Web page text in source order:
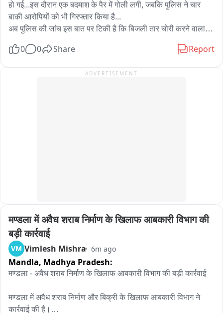
हो गई...इस दौरान एक बदमाश के पैर में गोली लगी, जबकि पुलिस ने चार
बाकी आरोपियों को भी गिरफ्तार किया है...
अब पुलिस की जांच इस बात पर टिकी है कि बिजली तार चोरी करने वाला ये
हैं? 0 0 Share Report
ADVERTISEMENT
मण्डला में अवैध शराब निर्माण के खिलाफ आबकारी विभाग की
बड़ी कार्रवाई
VM Vimlesh Mishra 6m ago
Mandla, Madhya Pradesh:
मण्डला - अवैध शराब निर्माण के खिलाफ आबकारी विभाग की बड़ी कार्रवाई
मण्डला में अवैध शराब निर्माण और बिक्री के खिलाफ आबकारी विभाग ने
कार्रवाई की है।